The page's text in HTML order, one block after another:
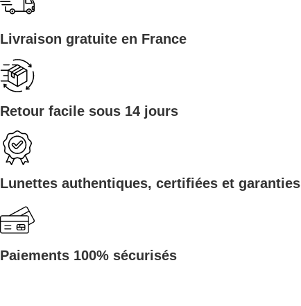
Livraison gratuite en France
Retour facile sous 14 jours
Lunettes authentiques, certifiées et garanties
Paiements 100% sécurisés